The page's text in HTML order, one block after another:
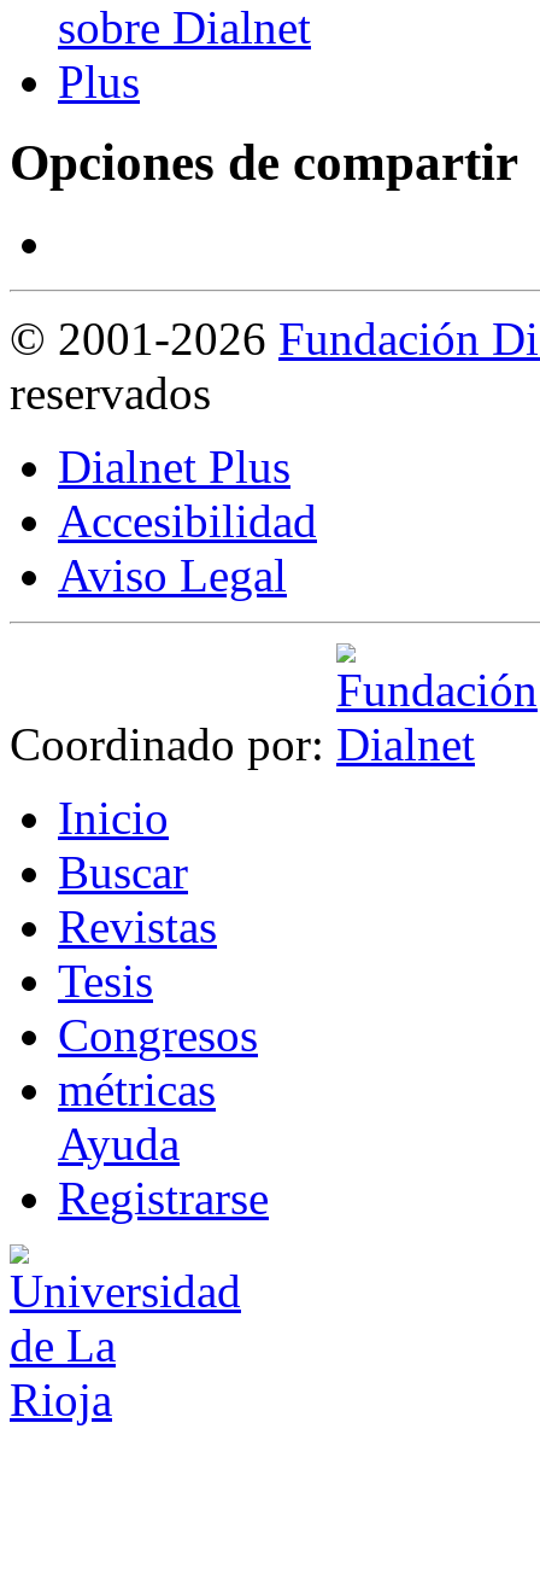
Opciones de compartir
© 2001-2026 Fundación
reservados
Dialnet Plus
Accesibilidad
Aviso Legal
Coordinado por:
Inicio
Buscar
Revistas
Tesis
Congresos
métricas
Ayuda
Registrarse